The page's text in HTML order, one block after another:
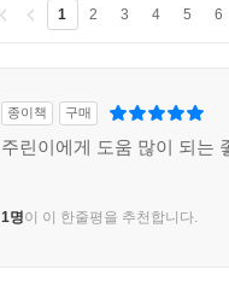
1 2 3 4 5 6
종이책 구매
주린이에게 도움 많이 되는
1명이 이 한줄평을 추천합니다.